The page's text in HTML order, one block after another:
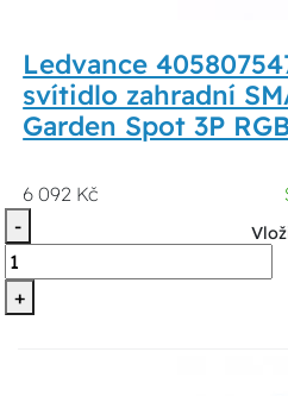
Ledvance
svítidlo zahradní
Garden Spot 3P
6 092 Kč
-
+